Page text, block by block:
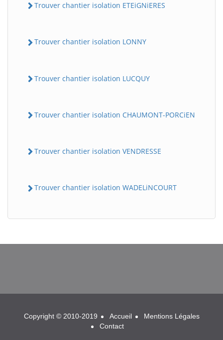
Trouver chantier isolation ETEiGNiERES
Trouver chantier isolation LONNY
Trouver chantier isolation LUCQUY
Trouver chantier isolation CHAUMONT-PORCiEN
Trouver chantier isolation VENDRESSE
Trouver chantier isolation WADELiNCOURT
BatiWebPro
Copyright © 2010-2019 Accueil
Mentions Légales
Contact